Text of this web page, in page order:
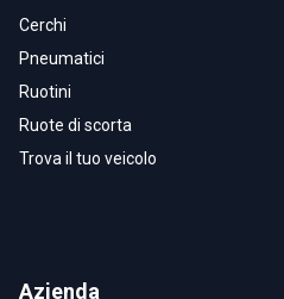
Cerchi
Pneumatici
Ruotini
Ruote di scorta
Trova il tuo veicolo
Azienda